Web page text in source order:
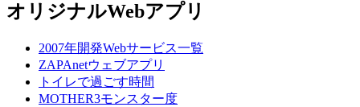
オリジナルWebアプリ
2007年開発Webサービス一覧
ZAPAnetウェブアプリ
トイレで過ごす時間
MOTHER3モンスター度